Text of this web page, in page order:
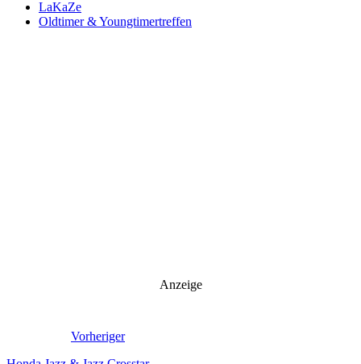
LaKaZe
Oldtimer & Youngtimertreffen
Anzeige
Vorheriger